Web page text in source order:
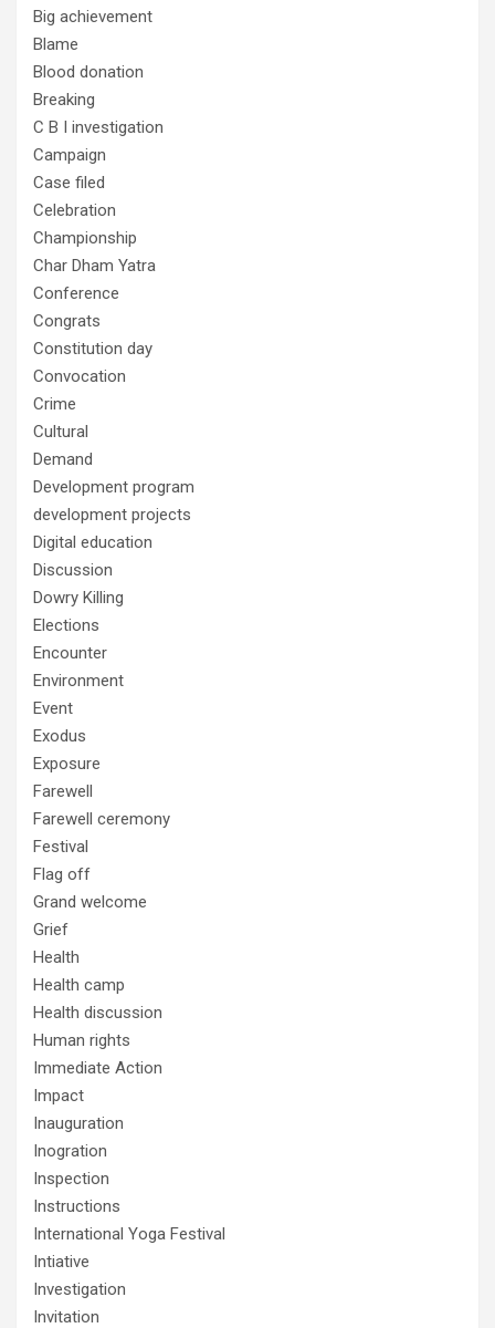
Big achievement
Blame
Blood donation
Breaking
C B I investigation
Campaign
Case filed
Celebration
Championship
Char Dham Yatra
Conference
Congrats
Constitution day
Convocation
Crime
Cultural
Demand
Development program
development projects
Digital education
Discussion
Dowry Killing
Elections
Encounter
Environment
Event
Exodus
Exposure
Farewell
Farewell ceremony
Festival
Flag off
Grand welcome
Grief
Health
Health camp
Health discussion
Human rights
Immediate Action
Impact
Inauguration
Inogration
Inspection
Instructions
International Yoga Festival
Intiative
Investigation
Invitation